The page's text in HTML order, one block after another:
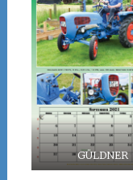
GÜLDNER